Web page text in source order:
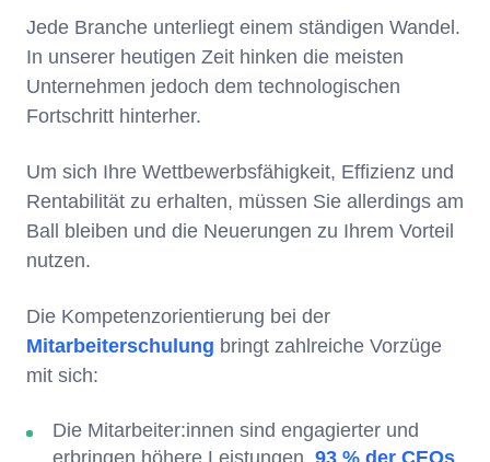
Jede Branche unterliegt einem ständigen Wandel.
In unserer heutigen Zeit hinken die meisten
Unternehmen jedoch dem technologischen
Fortschritt hinterher.
Um sich Ihre Wettbewerbsfähigkeit, Effizienz und
Rentabilität zu erhalten, müssen Sie allerdings am
Ball bleiben und die Neuerungen zu Ihrem Vorteil
nutzen.
Die Kompetenzorientierung bei der
Mitarbeiterschulung bringt zahlreiche Vorzüge
mit sich:
Die Mitarbeiter:innen sind engagierter und